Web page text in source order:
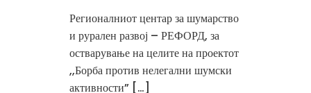
Регионалниот центар за шумарство
и рурален развој – РЕФОРД, за
остварување на целите на проектот
,,Борба против нелегални шумски
активности” […]